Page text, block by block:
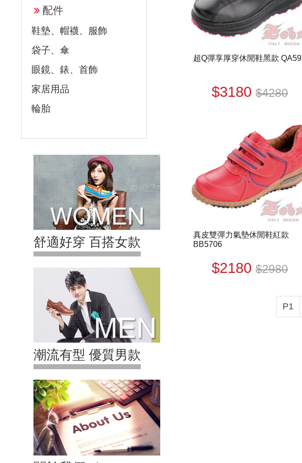
配件
鞋墊、帽襪、服飾
袋子、傘
眼鏡、錶、首飾
家居用品
輪胎
舒適好穿 百搭女款
潮流有型 優質男款
超Q彈享厚穿休閒鞋黑款 QA59
$3180$4280
真皮雙彈力氣墊休閒鞋紅款
BB5706
$2180$2980
P1